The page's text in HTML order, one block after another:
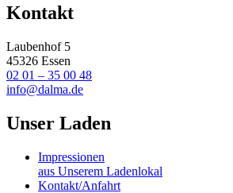
Kontakt
Laubenhof 5
45326 Essen
02 01 – 35 00 48
info@dalma.de
Unser Laden
Impressionen
aus Unserem Ladenlokal
Kontakt/Anfahrt